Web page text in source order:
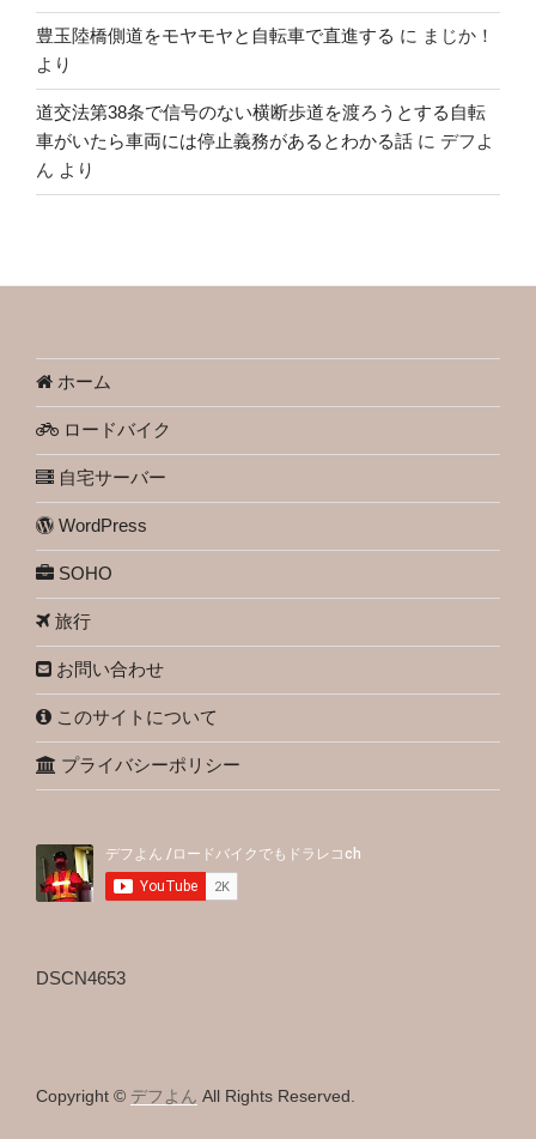
豊玉陸橋側道をモヤモヤと自転車で直進する に まじか！
より
道交法第38条で信号のない横断歩道を渡ろうとする自転
車がいたら車両には停止義務があるとわかる話 に デフよ
ん より
ホーム
ロードバイク
自宅サーバー
WordPress
SOHO
旅行
お問い合わせ
このサイトについて
プライバシーポリシー
DSCN4653
Copyright © デフよん All Rights Reserved.